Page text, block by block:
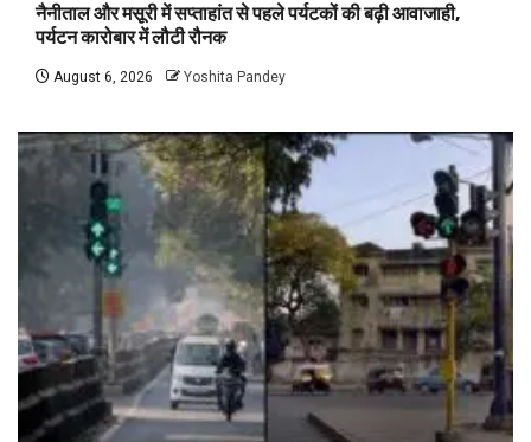
नैनीताल और मसूरी में सप्ताहांत से पहले पर्यटकों की बढ़ी आवाजाही,
पर्यटन कारोबार में लौटी रौनक
August 6, 2026 Yoshita Pandey